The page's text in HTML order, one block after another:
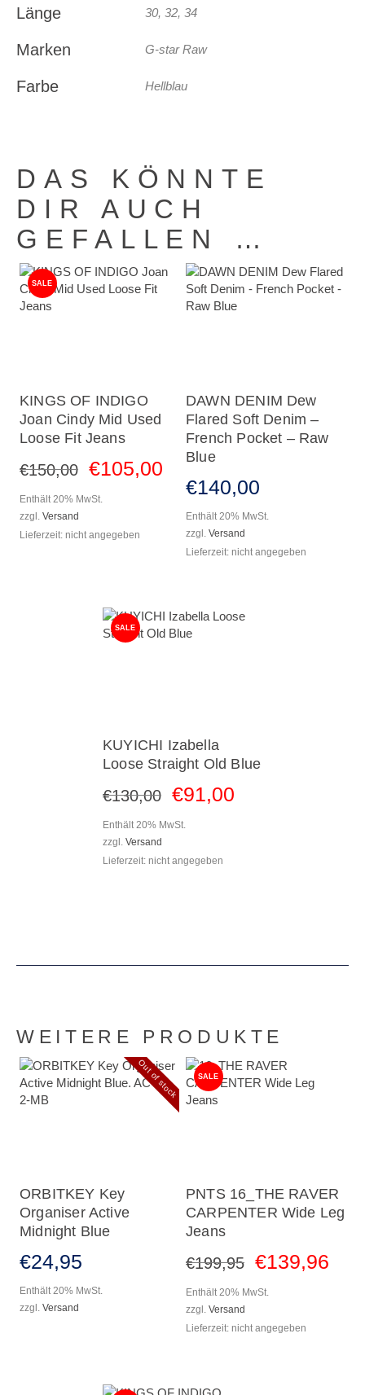
Länge 30, 32, 34
Marken G-star Raw
Farbe Hellblau
DAS KÖNNTE
DIR AUCH
GEFALLEN …
SALE
KINGS OF INDIGO
Joan Cindy Mid Used
Loose Fit Jeans
€150,00 €105,00
Enthält 20% MwSt.
zzgl.Versand
Lieferzeit: nicht angegeben
DAWN DENIM Dew
Flared Soft Denim –
French Pocket – Raw
Blue
€140,00
Enthält 20% MwSt.
zzgl.Versand
Lieferzeit: nicht angegeben
SALE
KUYICHI Izabella
Loose Straight Old Blue
€130,00 €91,00
Enthält 20% MwSt.
zzgl.Versand
Lieferzeit: nicht angegeben
WEITERE PRODUKTE
Out of stock
ORBITKEY Key
Organiser Active
Midnight Blue
€24,95
Enthält 20% MwSt.
zzgl.Versand
SALE
PNTS 16_THE RAVER
CARPENTER Wide Leg
Jeans
€199,95 €139,96
Enthält 20% MwSt.
zzgl.Versand
Lieferzeit: nicht angegeben